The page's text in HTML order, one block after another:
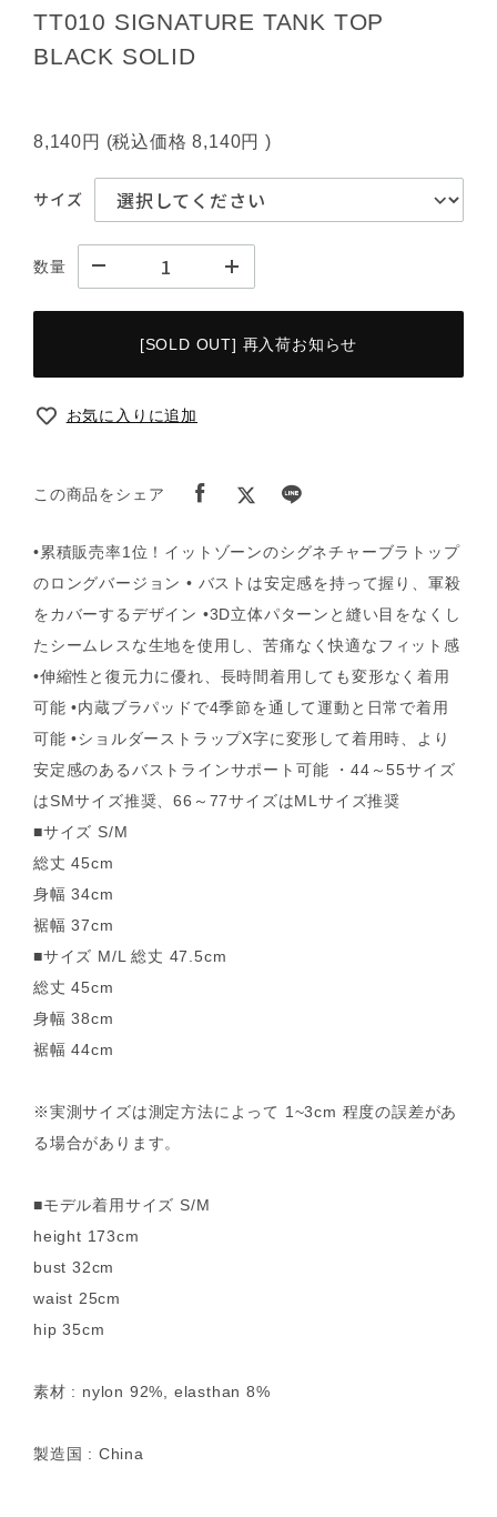
TT010 SIGNATURE TANK TOP
BLACK SOLID
8,140円 (税込価格8,140円 )
サイズ
数量
[SOLD OUT] 再入荷お知らせ
お気に入りに追加
この商品をシェア
•累積販売率1位！イットゾーンのシグネチャーブラトップ
のロングバージョン • バストは安定感を持って握り、軍殺
をカバーするデザイン •3D立体パターンと縫い目をなくし
たシームレスな生地を使用し、苦痛なく快適なフィット感
•伸縮性と復元力に優れ、長時間着用しても変形なく着用
可能 •内蔵ブラパッドで4季節を通して運動と日常で着用
可能 •ショルダーストラップX字に変形して着用時、より
安定感のあるバストラインサポート可能 ・44～55サイズ
はSMサイズ推奨、66～77サイズはMLサイズ推奨
■サイズ S/M
総丈 45cm
身幅 34cm
裾幅 37cm
■サイズ M/L 総丈 47.5cm
総丈 45cm
身幅 38cm
裾幅 44cm
※実測サイズは測定方法によって 1~3cm 程度の誤差があ
る場合があります。
■モデル着用サイズ S/M
height 173cm
bust 32cm
waist 25cm
hip 35cm
素材 : nylon 92%, elasthan 8%
製造国 : China